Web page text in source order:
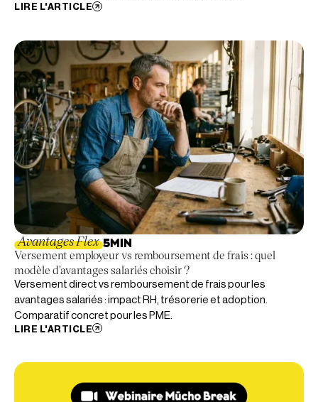
LIRE L'ARTICLE
Avantages Flex 5MIN
Versement employeur vs remboursement de frais : quel
modèle d'avantages salariés choisir ?
Versement direct vs remboursement de frais pour les
avantages salariés : impact RH, trésorerie et adoption.
Comparatif concret pour les PME.
LIRE L'ARTICLE